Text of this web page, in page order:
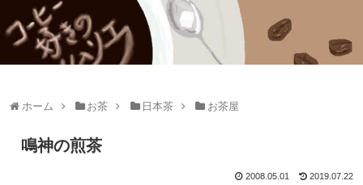
ホーム お茶 日本茶 お茶屋
鳴神の煎茶
2008.05.01 2019.07.22